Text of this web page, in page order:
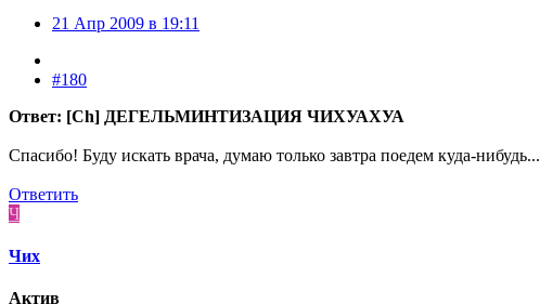
21 Апр 2009 в 19:11
#180
Ответ: [Ch] ДЕГЕЛЬМИНТИЗАЦИЯ ЧИХУАХУА
Спасибо! Буду искать врача, думаю только завтра поедем куда-нибудь...
Ответить
Ч
Чих
Актив